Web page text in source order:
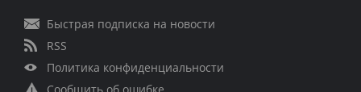
Быстрая подписка на новости
RSS
Политика конфиденциальности